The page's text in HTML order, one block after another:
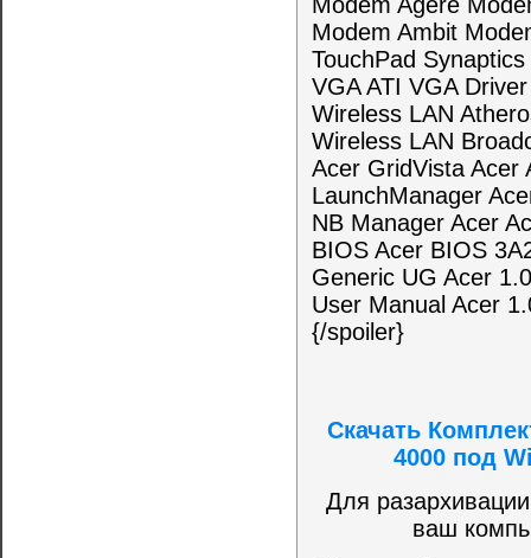
Modem Ambit
TouchPad
VGA ATI VGA
Wireless LAN
Wireless LAN
Acer GridVista
LaunchManager
NB Manager Acer
BIOS Acer BIOS
Generic UG Acer
User Manual Acer
{/spoiler}
Скачать
4000 под
Для
ваш